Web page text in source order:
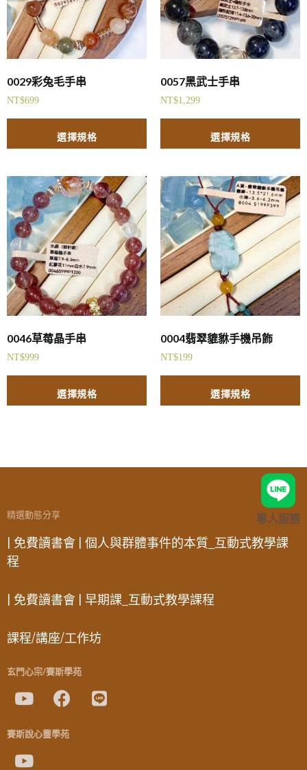
0029彩兔毛手串
NT$699
選擇規格
0057黑武士手串
NT$1,299
選擇規格
0046草莓晶手串
NT$999
選擇規格
0004翡翠貔貅手機吊飾
NT$199
選擇規格
精選動態分享
| 免費讀書會 | 個人與群體事件的本質_互動式教學課
程
| 免費讀書會 | 早期課_互動式教學課程
課程/講座/工作坊
玄門心宗/賽斯學苑
賽斯說心靈學苑
專人服務